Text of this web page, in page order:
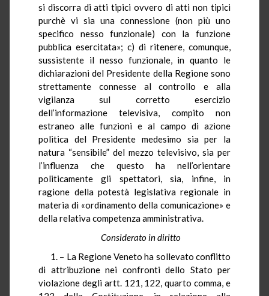
si discorra di atti tipici ovvero di atti non tipici
purchè vi sia una connessione (non più uno
specifico nesso funzionale) con la funzione
pubblica esercitata»; c) di ritenere, comunque,
sussistente il nesso funzionale, in quanto le
dichiarazioni del Presidente della Regione sono
strettamente connesse al controllo e alla
vigilanza sul corretto esercizio
dell’informazione televisiva, compito non
estraneo alle funzioni e al campo di azione
politica del Presidente medesimo sia per la
natura “sensibile” del mezzo televisivo, sia per
l’influenza che questo ha nell’orientare
politicamente gli spettatori, sia, infine, in
ragione della potestà legislativa regionale in
materia di «ordinamento della comunicazione» e
della relativa competenza amministrativa.
Considerato in diritto
1. – La Regione Veneto ha sollevato conflitto
di attribuzione nei confronti dello Stato per
violazione degli artt. 121, 122, quarto comma, e